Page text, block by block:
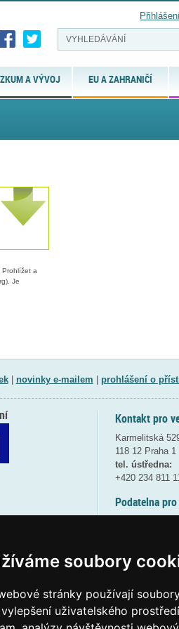
soubory
stránky používají
uživatelského
A VÝVOJ EU A ZAHRANIČÍ
Prohlížet a
Je
| novinky e-mailem prohlášení o
Kontakt pro
Karmelitská
118 12 Praha 1
tel. ústředna:
+420 234 811
Podatelna
(více informací
Elektronická